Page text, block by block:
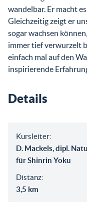
wandelbar. Er macht
Gleichzeitig zeigt er
sogar wachsen
immer tief verwurzelt
einfach mal auf den
inspirierende
Details
Kursleiter:
D. Mackels, dipl.
für Shinrin Yoku
Distanz:
3,5 km